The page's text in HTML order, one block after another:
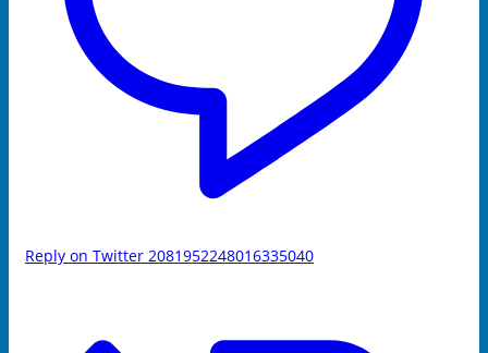
Reply on Twitter 2081952248016335040